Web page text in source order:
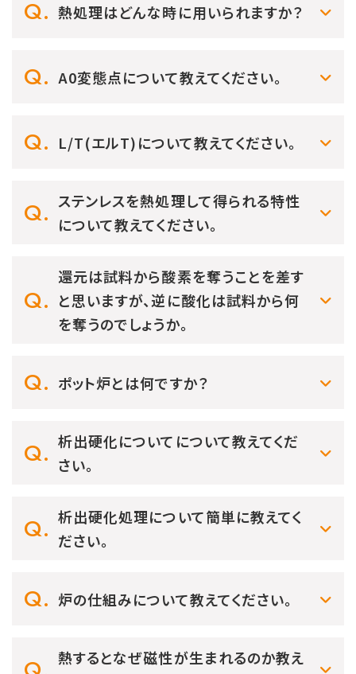
熱処理はどんな時に用いられますか？
A0変態点について教えてください。
L/T(エルT)について教えてください。
ステンレスを熱処理して得られる特性
について教えてください。
還元は試料から酸素を奪うことを差す
と思いますが、逆に酸化は試料から何
を奪うのでしょうか。
ポット炉とは何ですか？
析出硬化についてについて教えてくだ
さい。
析出硬化処理について簡単に教えてく
ださい。
炉の仕組みについて教えてください。
熱するとなぜ磁性が生まれるのか教え